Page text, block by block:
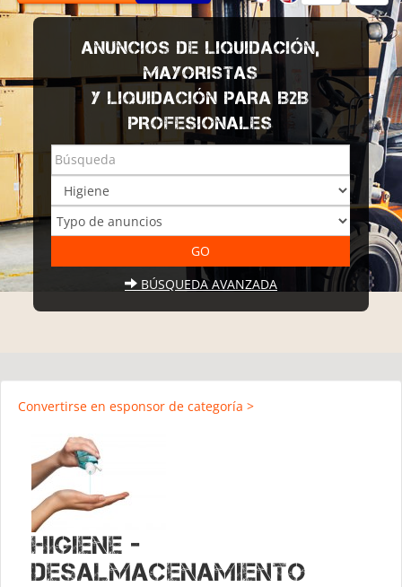
ANUNCIOS DE LIQUIDACIÓN,
MAYORISTAS
Y LIQUIDACIÓN PARA B2B
PROFESIONALES
BÚSQUEDA AVANZADA
Convertirse en esponsor de categoría >
Higiene -
Desalmacenamiento